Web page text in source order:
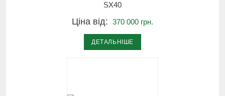
SX40
Ціна від: 370 000 грн.
ДЕТАЛЬНІШЕ